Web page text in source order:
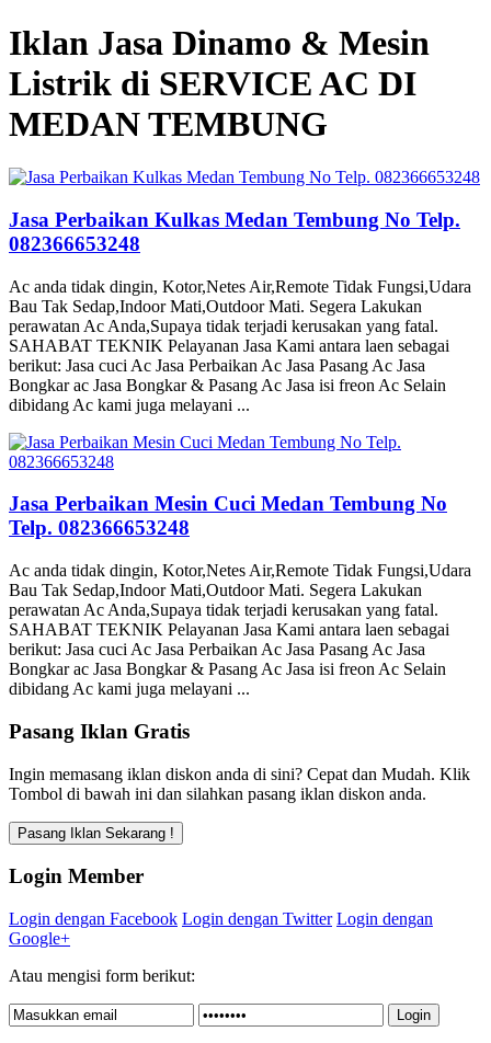
Iklan Jasa Dinamo & Mesin
Listrik di SERVICE AC DI
MEDAN TEMBUNG
Jasa Perbaikan Kulkas Medan Tembung No Telp.
082366653248
Ac anda tidak dingin, Kotor,Netes Air,Remote Tidak Fungsi,Udara
Bau Tak Sedap,Indoor Mati,Outdoor Mati. Segera Lakukan
perawatan Ac Anda,Supaya tidak terjadi kerusakan yang fatal.
SAHABAT TEKNIK Pelayanan Jasa Kami antara laen sebagai
berikut: Jasa cuci Ac Jasa Perbaikan Ac Jasa Pasang Ac Jasa
Bongkar ac Jasa Bongkar & Pasang Ac Jasa isi freon Ac Selain
dibidang Ac kami juga melayani ...
Jasa Perbaikan Mesin Cuci Medan Tembung No
Telp. 082366653248
Ac anda tidak dingin, Kotor,Netes Air,Remote Tidak Fungsi,Udara
Bau Tak Sedap,Indoor Mati,Outdoor Mati. Segera Lakukan
perawatan Ac Anda,Supaya tidak terjadi kerusakan yang fatal.
SAHABAT TEKNIK Pelayanan Jasa Kami antara laen sebagai
berikut: Jasa cuci Ac Jasa Perbaikan Ac Jasa Pasang Ac Jasa
Bongkar ac Jasa Bongkar & Pasang Ac Jasa isi freon Ac Selain
dibidang Ac kami juga melayani ...
Pasang Iklan Gratis
Ingin memasang iklan diskon anda di sini? Cepat dan Mudah. Klik
Tombol di bawah ini dan silahkan pasang iklan diskon anda.
Login Member
Login dengan Facebook Login dengan Twitter Login dengan
Google+
Atau mengisi form berikut: